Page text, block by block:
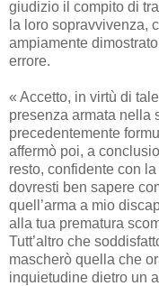
giudizio il compito di
la loro sopravvivenza,
ampiamente
errore.
« Accetto, in virtù di
presenza armata nella
precedentemente
affermò poi, a
resto, confidente con
dovresti ben sapere
quell’arma a mio
alla tua prematura
Tutt’altro che
mascherò quella che
inquietudine dietro un